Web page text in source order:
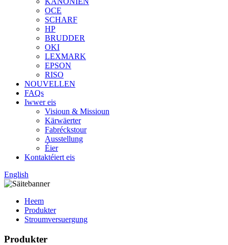
OCE
SCHARF
HP
BRUDDER
OKI
LEXMARK
EPSON
RISO
NOUVELLEN
FAQs
Iwwer eis
Visioun & Missioun
Kärwäerter
Fabréckstour
Ausstellung
Éier
Kontaktéiert eis
English
Heem
Produkter
Stroumversuergung
Produkter